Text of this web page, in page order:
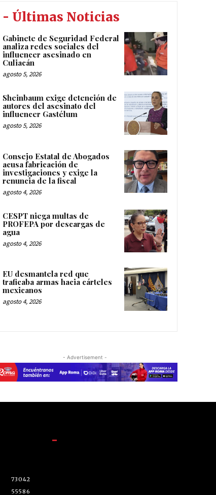
- Últimas Noticias
Gabinete de Seguridad Federal
analiza redes sociales del
influencer asesinado en
Culiacán
agosto 5, 2026
Sheinbaum exige detención de
autores del asesinato del
influencer Gastélum
agosto 5, 2026
Consejo Estatal de Abogados
acusa fabricación de
investigaciones y exige la
renuncia de la fiscal
agosto 4, 2026
CESPT niega multas de
PROFEPA por descargas de
agua
agosto 4, 2026
EU desmantela red que
traficaba armas hacia cárteles
mexicanos
agosto 4, 2026
- Advertisement -
73042
55586
-